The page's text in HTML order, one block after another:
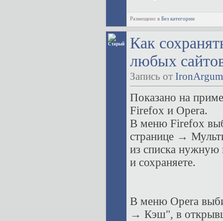
Размещено в Без категории
Как
любых
Запись от
Показано на
Firefox и Opera.
В меню Firefox
странице →
из списка нужную
и сохраняете.
В меню Opera
→ Кэш", в